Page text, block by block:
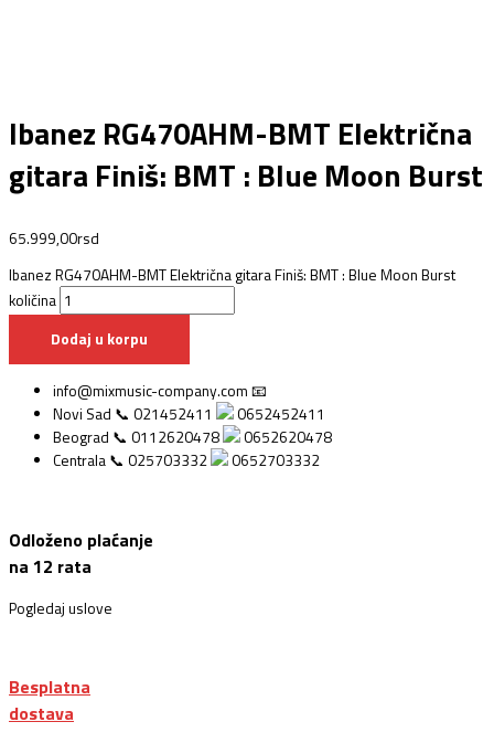
Ibanez RG470AHM-BMT Električna
gitara Finiš: BMT : Blue Moon Burst
65.999,00rsd
Ibanez RG470AHM-BMT Električna gitara Finiš: BMT : Blue Moon Burst
količina
Dodaj u korpu
info@mixmusic-company.com 📧
Novi Sad 📞 021452411
0652452411
Beograd 📞 0112620478
0652620478
Centrala 📞 025703332
0652703332
Odloženo plaćanje
na 12 rata
Pogledaj uslove
Besplatna
dostava